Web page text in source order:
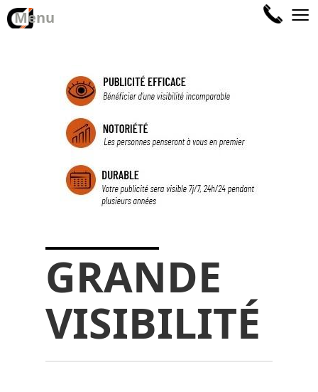
GRANDE
VISIBILITÉ
Menu ≡